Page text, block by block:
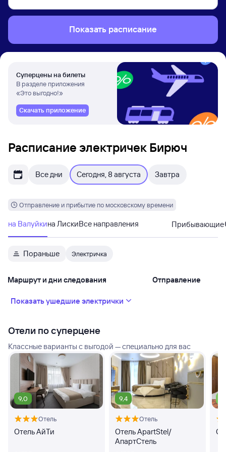
Показать расписание
Суперцены на билеты
В разделе приложения
«Это выгодно!»
Скачать приложение
Расписание электричек Бирюч
Все дни Сегодня, 8 августа Завтра
Отправление и прибытие по московскому времени
на Валуйкина ЛискиВсе направления Прибывающие
Пораньше Электричка
Маршрут и дни следования Отправление
Показать ушедшие электрички
Отели по суперцене
Классные варианты с выгодой — специально для вас
9,0
Отель
Отель АйТи
9,4
Отель
Отель ApartStel/
АпартСтель